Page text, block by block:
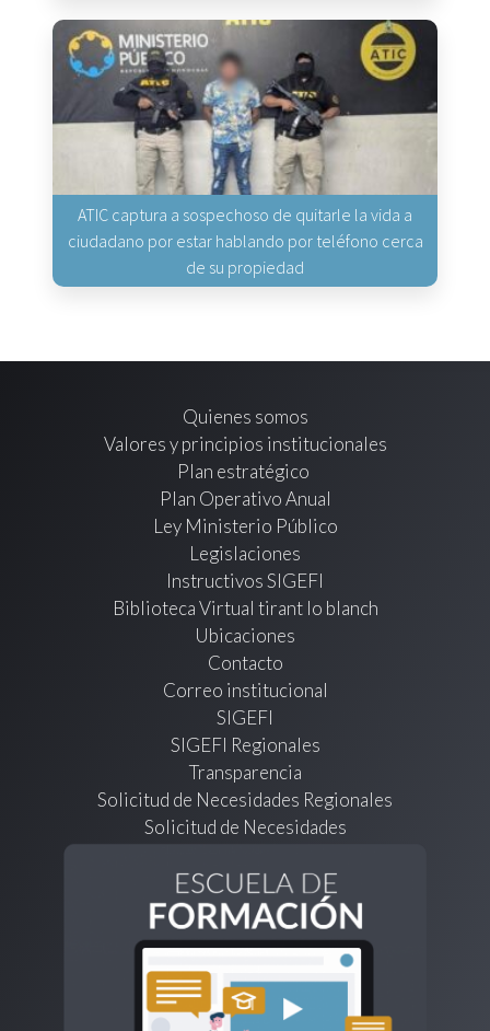
ATIC captura a sospechoso de quitarle la vida a
ciudadano por estar hablando por teléfono cerca
de su propiedad
Quienes somos
Valores y principios institucionales
Plan estratégico
Plan Operativo Anual
Ley Ministerio Público
Legislaciones
Instructivos SIGEFI
Biblioteca Virtual tirant lo blanch
Ubicaciones
Contacto
Correo institucional
SIGEFI
SIGEFI Regionales
Transparencia
Solicitud de Necesidades Regionales
Solicitud de Necesidades